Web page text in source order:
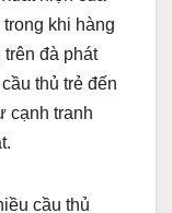
khi hàng
đà phát
thủ trẻ đến
cạnh tranh
cầu thủ